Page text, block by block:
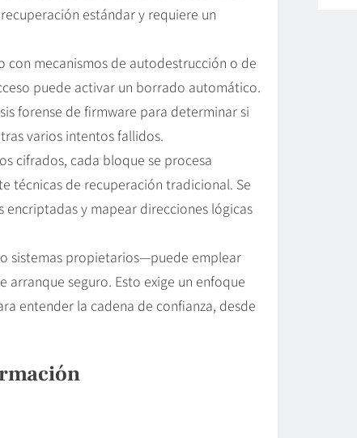
estándar y requiere un
mecanismos de autodestrucción o de
puede activar un borrado automático.
forense de firmware para determinar si
varios intentos fallidos.
cifrados, cada bloque se procesa
técnicas de recuperación tradicional. Se
y mapear direcciones lógicas
sistemas propietarios—puede emplear
seguro. Esto exige un enfoque
entender la cadena de confianza, desde